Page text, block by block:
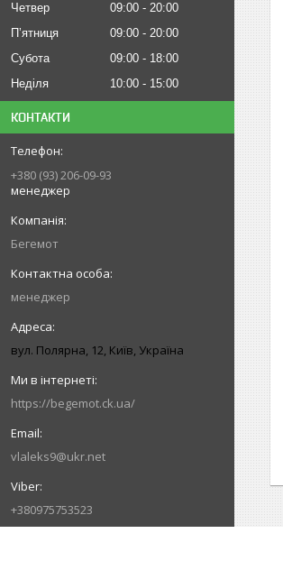
Четвер
09:00
20:00
Пʼятниця
09:00
20:00
Субота
09:00
18:00
Неділя
10:00 15:00
КОНТАКТИ
+380 (93) 206-09-93
менеджер
Бегемот
менеджер
вул. Полярна, 12, Київ, Україна
https://begemot.ck.ua/
vlaleks9@ukr.net
+380975753523